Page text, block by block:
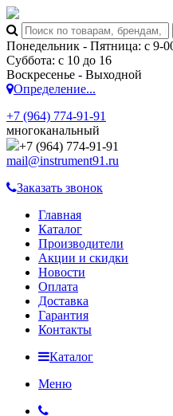
Понедельник - Пятница: с 9-
Суббота: с 10 до 16
Воскресенье - Выходной
Определение...
+7 (964) 774-91-91
многоканальный
+7 (964) 774-91-91
mail@instrument91.ru
Заказать звонок
Главная
Каталог
Производители
Акции и скидки
Новости
Оплата
Доставка
Гарантия
Контакты
Каталог
Меню